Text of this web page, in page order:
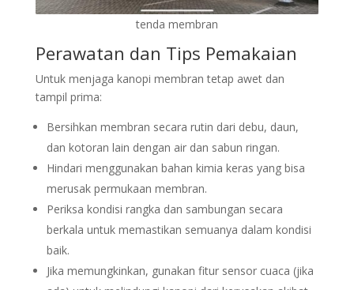
tenda membran
Perawatan dan Tips Pemakaian
Untuk menjaga kanopi membran tetap awet dan
tampil prima:
Bersihkan membran secara rutin dari debu, daun,
dan kotoran lain dengan air dan sabun ringan.
Hindari menggunakan bahan kimia keras yang bisa
merusak permukaan membran.
Periksa kondisi rangka dan sambungan secara
berkala untuk memastikan semuanya dalam kondisi
baik.
Jika memungkinkan, gunakan fitur sensor cuaca (jika